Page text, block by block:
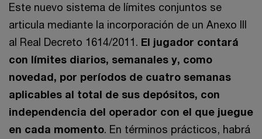
Este nuevo sistema de límites conjuntos se
articula mediante la incorporación de un Anexo III
al Real Decreto 1614/2011. El jugador contará
con límites diarios, semanales y, como
novedad, por períodos de cuatro semanas
aplicables al total de sus depósitos, con
independencia del operador con el que juegue
en cada momento. En términos prácticos, habrá